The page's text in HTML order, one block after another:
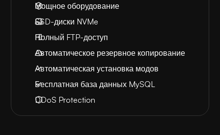
Мощное оборудование
SSD-диски NVMe
Полный FTP-доступ
Автоматическое резервное копирование
Автоматическая установка модов
Бесплатная база данных MySQL
DDoS Protection